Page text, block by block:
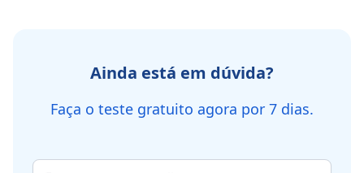
Ainda está em dúvida?
Faça o teste gratuito agora por 7 dias.